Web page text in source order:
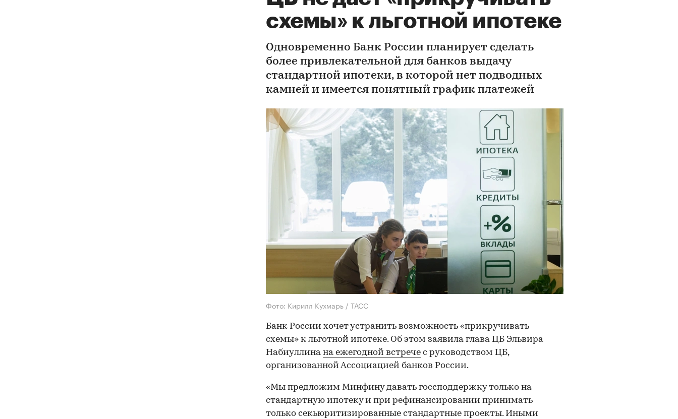
схемы» к льготной ипотеке
Одновременно Банк России планирует сделать
более привлекательной для банков выдачу
стандартной ипотеки, в которой нет подводных
камней и имеется понятный график платежей
Фото: Кирилл Кухмарь / ТАСС
Банк России хочет устранить возможность «прикручивать
схемы» к льготной ипотеке. Об этом заявила глава ЦБ Эльвира
Набиуллина на ежегодной встрече с руководством ЦБ,
организованной Ассоциацией банков России.
«Мы предложим Минфину давать госсподдержку только на
стандартную ипотеку и при рефинансировании принимать
только секьюритизированные стандартные проекты. Иными